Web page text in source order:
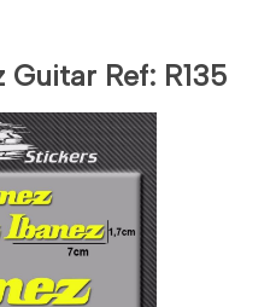
Guitar Ref: R135